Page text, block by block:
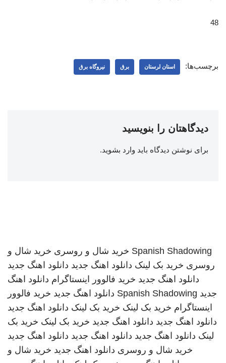
48
برچسب‌ها: استان لرستان برق نیروگاه برق
دیدگاهتان را بنویسید
برای نوشتن دیدگاه باید وارد بشوید.
Spanish Shadowing خرید شال و روسری خرید شال و
روسری خرید بک لینک دانلود اهنگ جدید دانلود اهنگ جدید
دانلود اهنگ جدید خرید فالوور اینستاگرام دانلود اهنگ
جدید Spanish Shadowing دانلود اهنگ جدید خرید فالوور
اینستاگرام خرید بک لینک خرید بک لینک دانلود اهنگ جدید
دانلود اهنگ جدید دانلود اهنگ جدید خرید بک لینک خرید بک
لینک دانلود اهنگ جدید دانلود اهنگ جدید دانلود اهنگ جدید
خرید شال و روسری دانلود اهنگ جدید خرید شال و